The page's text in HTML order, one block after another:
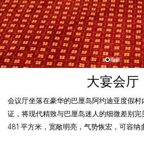
大宴会厅
会议厅坐落在豪华的巴厘岛阿约迪亚度假
证，将现代精致与巴厘岛迷人的细微差别
481 平方米，宽敞明亮，气势恢宏，可容纳